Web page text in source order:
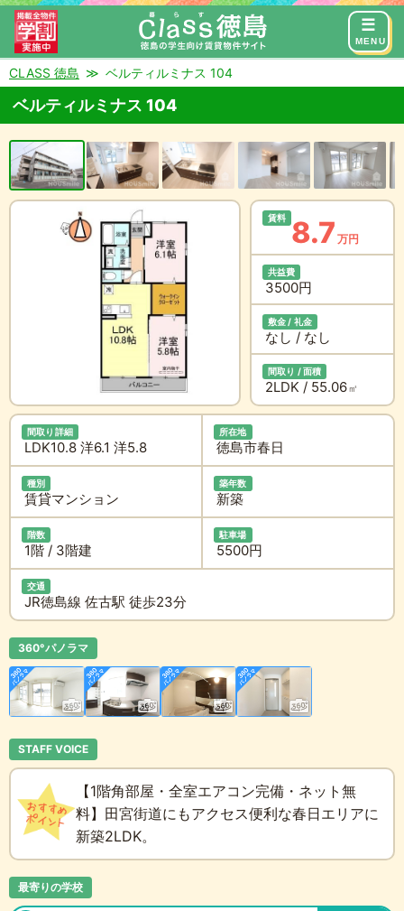
MENU
来店予約 お問い合わせ
CLASS 徳島 ベルティルミナス 104
ベルティルミナス 104
賃料 8.7 万円
共益費
3500円
敷金 / 礼金
なし / なし
間取り / 面積
2LDK / 55.06㎡
間取り詳細
LDK10.8 洋6.1 洋5.8
所在地
徳島市春日
種別
賃貸マンション
築年数
新築
階数
1階 / 3階建
駐車場
5500円
交通
JR徳島線 佐古駅 徒歩23分
360°パノラマ
STAFF VOICE
【1階角部屋・全室エアコン完備・ネット無
料】田宮街道にもアクセス便利な春日エリアに
新築2LDK。
最寄りの学校